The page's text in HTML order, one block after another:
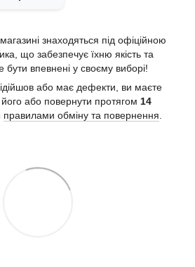
знаходяться під офіційною
що забезпечує їхню якість та
бути впевнені у своєму виборі!
або має дефекти, ви маєте
або повернути протягом 14
правилами обміну та повернення